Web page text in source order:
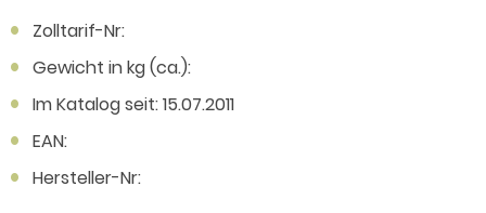
Zolltarif-Nr:
Gewicht in kg (ca.):
Im Katalog seit: 15.07.2011
EAN:
Hersteller-Nr: